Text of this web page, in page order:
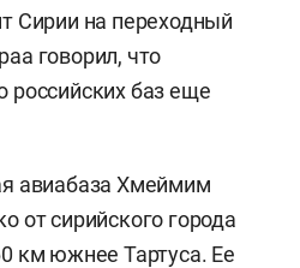
Сирии на переходный
говорил, что
российских баз еще
авиабаза Хмеймим
от сирийского города
км южнее Тартуса. Ее